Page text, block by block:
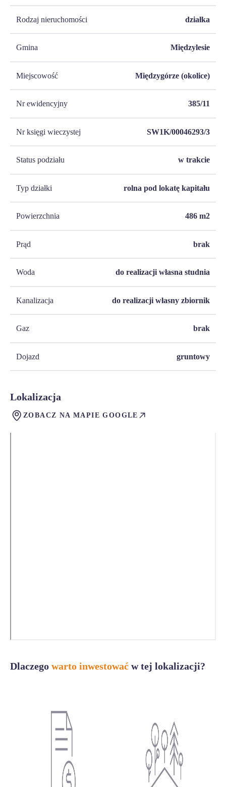
Rodzaj nieruchomości działka
Gmina Międzylesie
Miejscowość Międzygórze (okolice)
Nr ewidencyjny 385/11
Nr księgi wieczystej SW1K/00046293/3
Status podziału w trakcie
Typ działki rolna pod lokatę kapitału
Powierzchnia 486 m2
Prąd brak
Woda do realizacji własna studnia
Kanalizacja do realizacji własny zbiornik
Gaz brak
Dojazd gruntowy
Lokalizacja
ZOBACZ NA MAPIE GOOGLE
Dlaczego warto inwestować w tej lokalizacji?